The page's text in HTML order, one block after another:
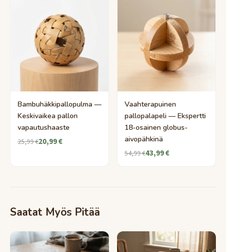
Bambuhäkkipallopulma —
Keskivaikea pallon
vapautushaaste
25,99 €20,99 €
Vaahterapuinen
pallopalapeli — Ekspertti
18-osainen globus-
aivopähkinä
54,99 €43,99 €
Saatat Myös Pitää